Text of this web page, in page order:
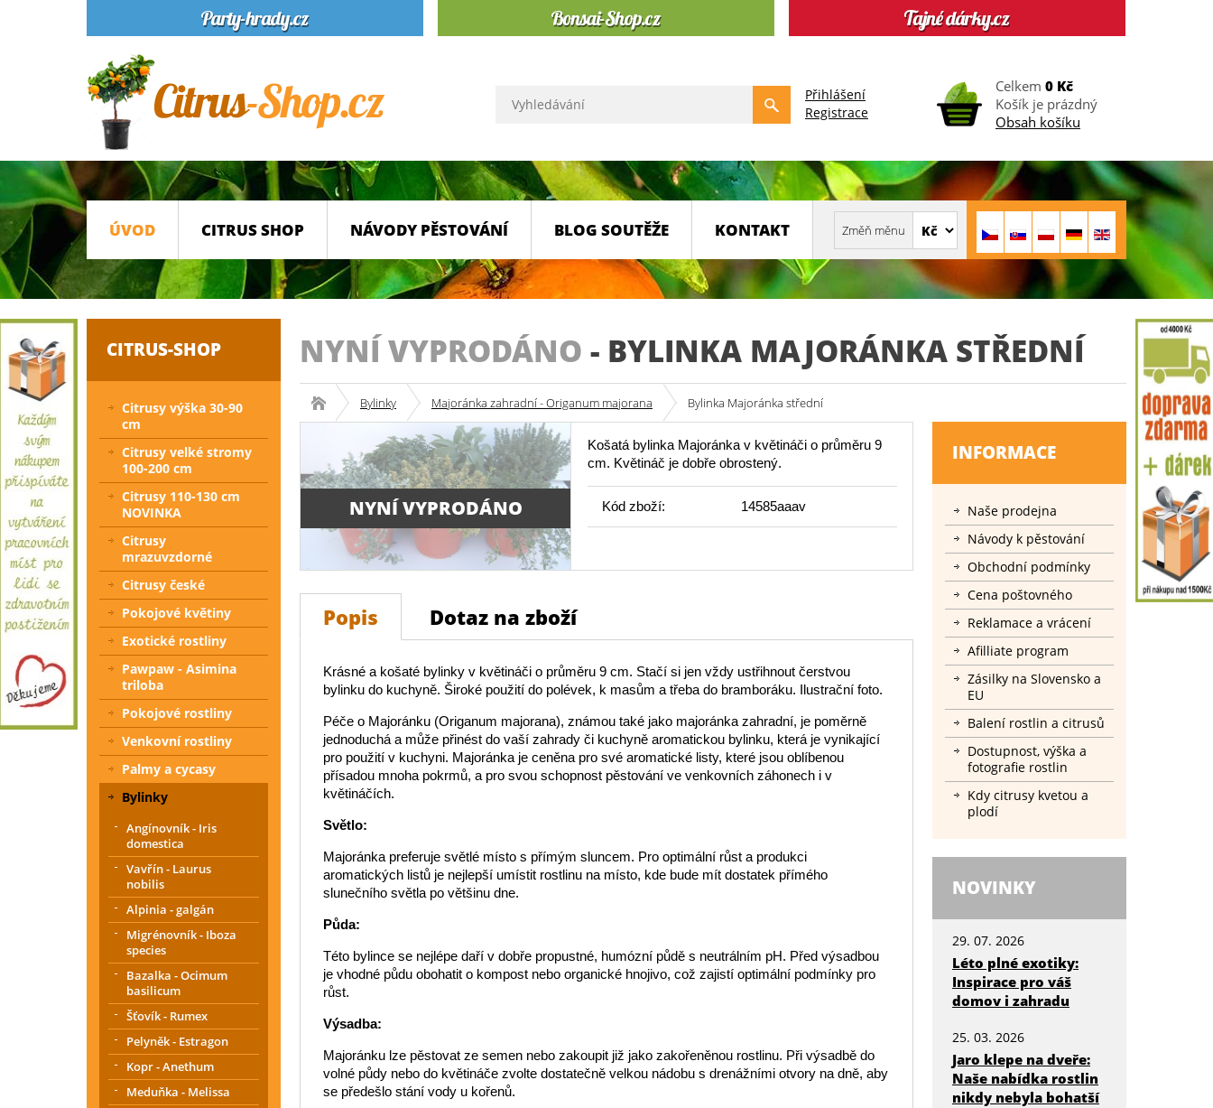
Přihlášení
Registrace
Celkem 0 Kč
Košík je prázdný
Obsah košíku
ÚVOD CITRUS SHOP NÁVODY PĚSTOVÁNÍ BLOG SOUTĚŽE KONTAKT
NYNÍ VYPRODÁNO - BYLINKA MAJORÁNKA STŘEDNÍ
Bylinky Majoránka zahradní - Origanum majorana Bylinka Majoránka střední
NYNÍ VYPRODÁNO
Košatá bylinka Majoránka v květináči o průměru 9
cm. Květináč je dobře obrostený.
Kód zboží: 14585aaav
Popis Dotaz na zboží
Krásné a košaté bylinky v květináči o průměru 9 cm. Stačí si jen vždy ustřihnout čerstvou
bylinku do kuchyně. Široké použití do polévek, k masům a třeba do bramboráku. Ilustrační foto.
Péče o Majoránku (Origanum majorana), známou také jako majoránka zahradní, je poměrně
jednoduchá a může přinést do vaší zahrady či kuchyně aromatickou bylinku, která je vynikající
pro použití v kuchyni. Majoránka je ceněna pro své aromatické listy, které jsou oblíbenou
přísadou mnoha pokrmů, a pro svou schopnost pěstování ve venkovních záhonech i v
květináčích.
Světlo:
Majoránka preferuje světlé místo s přímým sluncem. Pro optimální růst a produkci
aromatických listů je nejlepší umístit rostlinu na místo, kde bude mít dostatek přímého
slunečního světla po většinu dne.
Půda:
Této bylince se nejlépe daří v dobře propustné, humózní půdě s neutrálním pH. Před výsadbou
je vhodné půdu obohatit o kompost nebo organické hnojivo, což zajistí optimální podmínky pro
růst.
Výsadba:
Majoránku lze pěstovat ze semen nebo zakoupit již jako zakořeněnou rostlinu. Při výsadbě do
volné půdy nebo do květináče zvolte dostatečně velkou nádobu s drenážními otvory na dně, aby
se předešlo stání vody u kořenů.
INFORMACE
Naše prodejna
Návody k pěstování
Obchodní podmínky
Cena poštovného
Reklamace a vrácení
Afilliate program
Zásilky na Slovensko a
EU
Balení rostlin a citrusů
Dostupnost, výška a
fotografie rostlin
Kdy citrusy kvetou a
plodí
NOVINKY
29. 07. 2026
Léto plné exotiky:
Inspirace pro váš
domov i zahradu
25. 03. 2026
Jaro klepe na dveře:
Naše nabídka rostlin
nikdy nebyla bohatší
CITRUS-SHOP
Citrusy výška 30-90
cm
Citrusy velké stromy
100-200 cm
Citrusy 110-130 cm
NOVINKA
Citrusy
mrazuvzdorné
Citrusy české
Pokojové květiny
Exotické rostliny
Pawpaw - Asimina
triloba
Pokojové rostliny
Venkovní rostliny
Palmy a cycasy
Bylinky
Angínovník - Iris
domestica
Vavřín - Laurus
nobilis
Alpinia - galgán
Migrénovník - Iboza
species
Bazalka - Ocimum
basilicum
Šťovík - Rumex
Pelyněk - Estragon
Kopr - Anethum
Meduňka - Melissa